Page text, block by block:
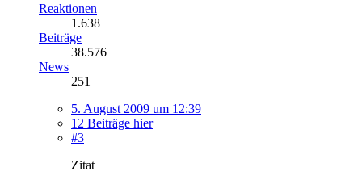
Reaktionen
1.638
Beiträge
38.576
News
251
5. August 2009 um 12:39
12 Beiträge hier
#3
Zitat